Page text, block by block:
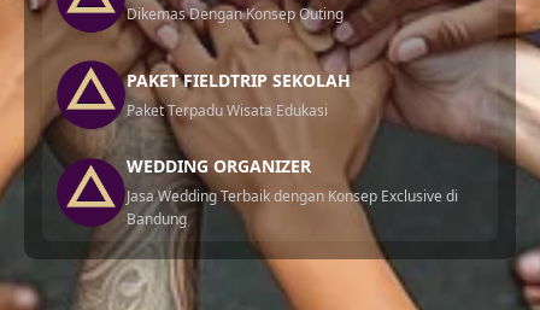
Dikemas Dengan Konsep Outing
PAKET FIELDTRIP SEKOLAH
Paket Terpadu Wisata Edukasi
WEDDING ORGANIZER
Jasa Wedding Terbaik dengan Konsep Exclusive di
Bandung